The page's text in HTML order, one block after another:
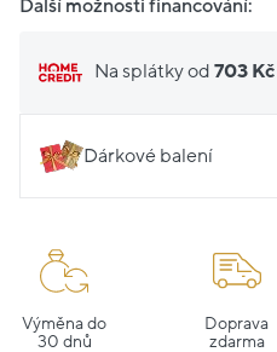
Další možnosti financování:
Na splátky od703 Kč
Dárkové balení
Výměna do
30 dnů
Doprava
zdarma